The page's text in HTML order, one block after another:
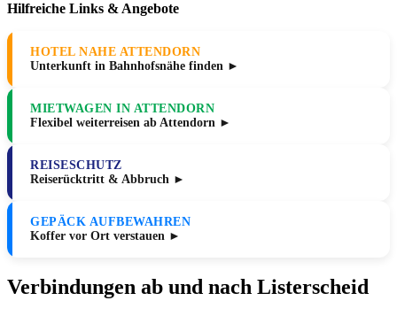
Hilfreiche Links & Angebote
HOTEL NAHE ATTENDORN
Unterkunft in Bahnhofsnähe finden ►
MIETWAGEN IN ATTENDORN
Flexibel weiterreisen ab Attendorn ►
REISESCHUTZ
Reiserücktritt & Abbruch ►
GEPÄCK AUFBEWAHREN
Koffer vor Ort verstauen ►
Verbindungen ab und nach Listerscheid